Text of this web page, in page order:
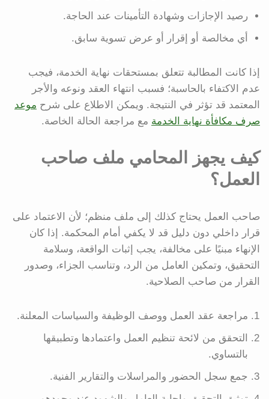
رصيد الإجازات وشهادة التأمينات عند الحاجة.
أي مخالصة أو إقرار أو عرض تسوية سابق.
إذا كانت المطالبة تتعلق بمستحقات نهاية الخدمة، فيجب
عدم الاكتفاء بالحاسبة؛ فسبب انتهاء العقد ونوعه والأجر
المعتمد قد تؤثر في النتيجة. ويمكن الاطلاع على شرح موعد
صرف مكافأة نهاية الخدمة مع مراجعة الحالة الخاصة.
كيف يجهز المحامي ملف صاحب
العمل؟
صاحب العمل يحتاج كذلك إلى ملف منظم؛ لأن الاعتماد على
قرار داخلي دون دليل قد لا يكفي أمام المحكمة. إذا كان
الإنهاء مبنيًا على مخالفة، يجب إثبات الواقعة، وسلامة
التحقيق، وتمكين العامل من الرد، وتناسب الجزاء، وصدور
القرار من صاحب الصلاحية.
مراجعة عقد العمل ووصف الوظيفة والسياسات المعلنة.
التحقق من لائحة تنظيم العمل واعتمادها وتطبيقها
بالتساوي.
جمع سجل الحضور والمراسلات والتقارير الفنية.